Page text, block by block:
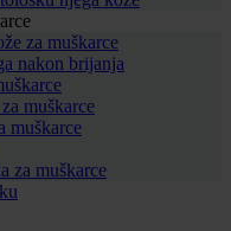
za muškarce
nakon brijanja
muškarce
muškarce
za muškarce